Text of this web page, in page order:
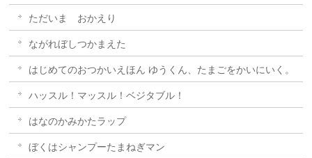
ただいま おかえり
ながれぼしつかまえた
はじめてのおつかいえほん ゆうくん、たまごをかいにいく。
ハッスル！マッスル！ベジタブル！
はなのかみかたラップ
ぼくはシャンプーたまねぎマン